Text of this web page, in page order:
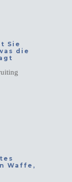
Sie
die
Waffe,